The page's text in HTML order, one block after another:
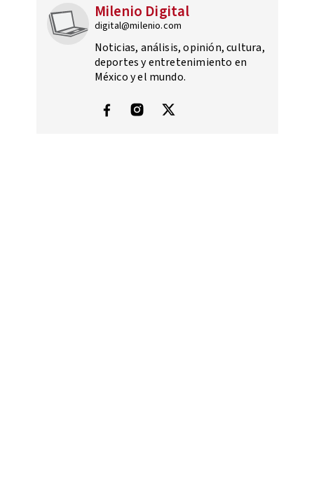
Milenio Digital
digital@milenio.com
Noticias, análisis, opinión, cultura,
deportes y entretenimiento en
México y el mundo.